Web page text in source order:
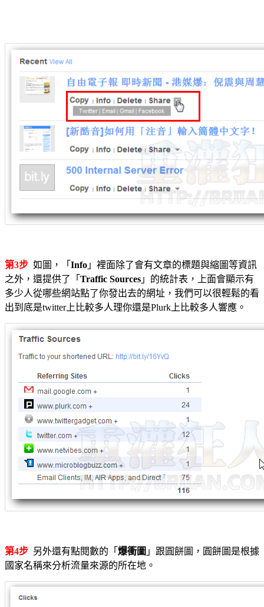
第3步 如圖，「 Info 」裡面除了會有文章的標題與縮圖等資訊
之外，還提供了「 Traffic Sources 」的統計表，上面會顯示有
多少人從哪些網站點了你發出去的網址，我們可以很輕鬆的看
出到底是twitter上比較多人理你還是Plurk上比較多人響應。
第4步 另外還有點閱數的「 爆衝圖 」跟圓餅圖，圓餅圖是根據
國家名稱來分析流量來源的所在地。